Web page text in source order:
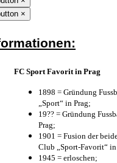
×
FC Sport Favorit in Prag
1898 = Gründung
„Sport“ in Prag;
19?? = Gründung
Prag;
1901 = Fusion der
Club „Sport-Favorit“
1945 = erloschen;